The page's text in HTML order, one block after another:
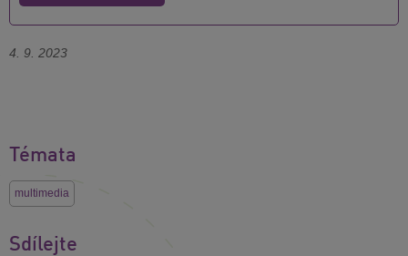
4. 9. 2023
Témata
multimedia
Sdílejte